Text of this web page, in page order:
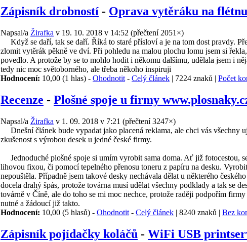
Zápisník drobností - Oprava vytěráku na flétnu
Napsal/a Žirafka v 19. 10. 2018 v 14:52 (přečtení 2051×)
Když se daří, tak se daří. Říká to staré přísloví a je na tom dost pravdy.
zlomit vytěrák pěkně ve dví. Při pohledu na malou plochu lomu jsem si
povedlo. A protože by se to mohlo hodit i někomu dalšímu, udělala jsem i
tedy nic moc světoborného, ale třeba někoho inspiruji
Hodnocení: 10,00 (1 hlas) - Ohodnotit - Celý článek | 7224 znaků | Počet
Recenze - Plošné spoje u firmy
Napsal/a Žirafka v 1. 09. 2018 v 7:21 (přečtení 3247×)
Dnešní článek bude vypadat jako placená reklama, ale chci vás všechny
zkušenost s výrobou desek u jedné české firmy.
Jednoduché plošné spoje si umím vyrobit sama doma. Ať již fotocestou,
lihovou fixou, či pomocí tepelného přenosu toneru z papíru na desku.
nepouštěla. Případně jsem takové desky nechávala dělat u některého
docela drahý špás, protože továrna musí udělat všechny podklady a tak se
továrně v Číně, ale do toho se mi moc nechce, protože raději podpořím
nutné a žádoucí již takto.
Hodnocení: 10,00 (5 hlasů) - Ohodnotit - Celý článek | 8240 znaků | Bez
Zápisník pojídačky koláčů - WiFi USB